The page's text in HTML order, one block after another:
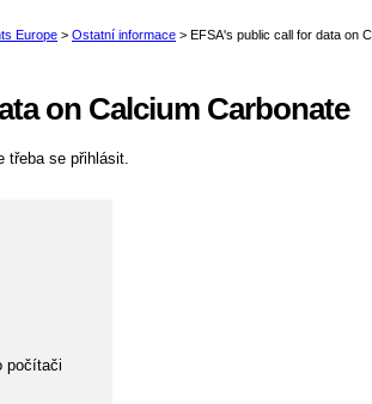
on Calcium Carbonate
třeba se přihlásit.
počítači